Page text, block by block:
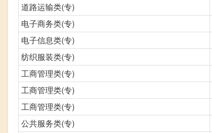
道路运输类(专)
电子商务类(专)
电子信息类(专)
纺织服装类(专)
工商管理类(专)
工商管理类(专)
工商管理类(专)
公共服务类(专)